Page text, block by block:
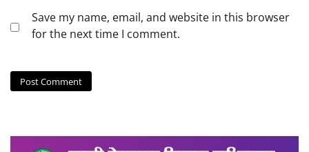
Save my name, email, and website in this browser
for the next time I comment.